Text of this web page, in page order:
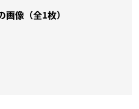
画像（全1枚）